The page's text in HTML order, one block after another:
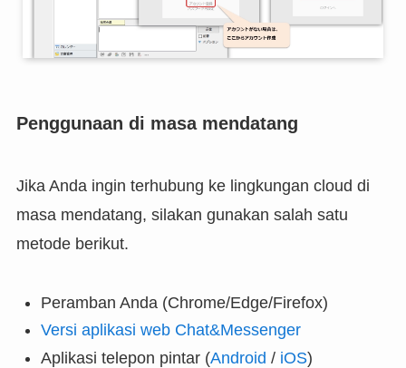
Penggunaan di masa mendatang
Jika Anda ingin terhubung ke lingkungan cloud di
masa mendatang, silakan gunakan salah satu
metode berikut.
Peramban Anda (Chrome/Edge/Firefox)
Versi aplikasi web Chat&Messenger
Aplikasi telepon pintar (Android / iOS)